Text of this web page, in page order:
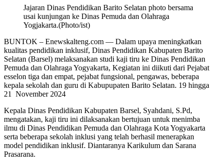
Jajaran Dinas Pendidikan Barito Selatan photo bersama
usai kunjungan ke Dinas Pemuda dan Olahraga
Yogjakarta.(Photo/ist)
BUNTOK – Enewskalteng.com — Dalam upaya meningkatkan
kualitas pendidikan inklusif, Dinas Pendidikan Kabupaten Barito
Selatan (Barsel) melaksanakan studi kaji tiru ke Dinas Pendidikan
Pemuda dan Olahraga Yogyakarta, Kegiatan ini diikuti dari Pejabat
esselon tiga dan empat, pejabat fungsional, pengawas, beberapa
kepala sekolah dan guru di Kabupupaten Barito Selatan. 19 hingga
21 November 2024
Kepala Dinas Pendidikan Kabupaten Barsel, Syahdani, S.Pd,
mengatakan, kaji tiru ini dilaksanakan bertujuan untuk menimba
ilmu di Dinas Pendidikan Pemuda dan Olahraga Kota Yogyakarta
serta beberapa sekolah inklusi yang telah berhasil menerapkan
model pendidikan inklusif. Diantaranya Karikulum dan Sarana
Prasarana.